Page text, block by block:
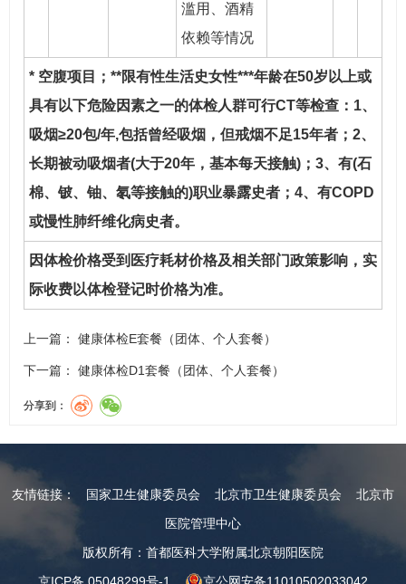
滥用、酒精
依赖等情况
* 空腹项目；**限有性生活史女性***年龄在50岁以上或
具有以下危险因素之一的体检人群可行CT等检查：1、
吸烟≥20包/年,包括曾经吸烟，但戒烟不足15年者；2、
长期被动吸烟者(大于20年，基本每天接触)；3、有(石
棉、铍、铀、氡等接触的)职业暴露史者；4、有COPD
或慢性肺纤维化病史者。
因体检价格受到医疗耗材价格及相关部门政策影响，实
际收费以体检登记时价格为准。
上一篇： 健康体检E套餐（团体、个人套餐）
下一篇： 健康体检D1套餐（团体、个人套餐）
分享到：
友情链接： 国家卫生健康委员会 北京市卫生健康委员会
北京市
医院管理中心
版权所有：首都医科大学附属北京朝阳医院